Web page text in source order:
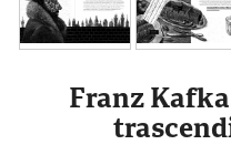
Franz